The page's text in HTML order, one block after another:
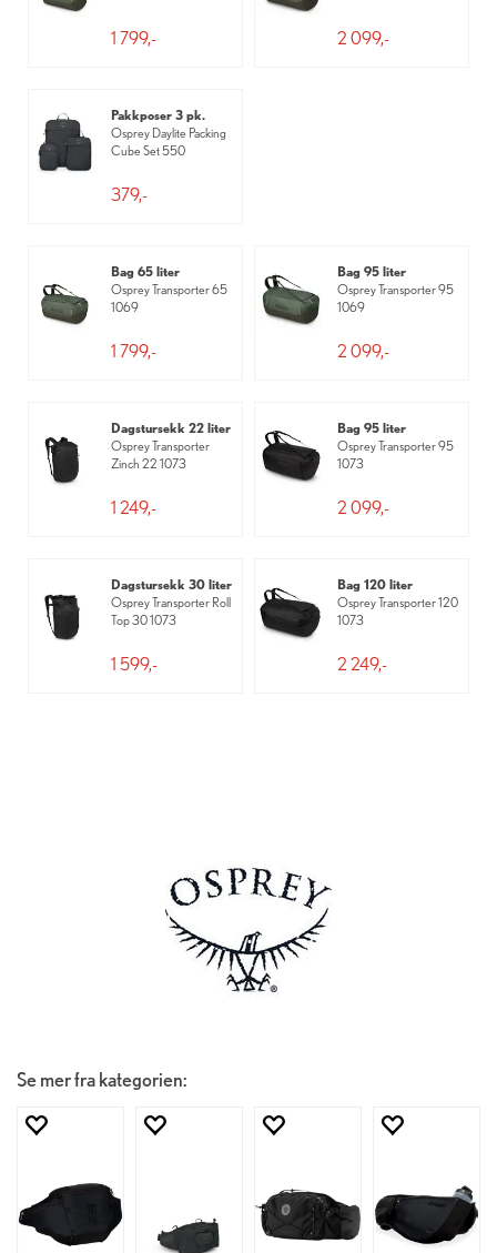
1 799,- 2 099,-
Pakkposer 3 pk.
Osprey Daylite Packing
Cube Set 550
379,-
Bag 65 liter
Osprey Transporter 65
1069
1 799,-
Bag 95 liter
Osprey Transporter 95
1069
2 099,-
Dagstursekk 22 liter
Osprey Transporter
Zinch 22 1073
1 249,-
Bag 95 liter
Osprey Transporter 95
1073
2 099,-
Dagstursekk 30 liter
Osprey Transporter Roll
Top 30 1073
1 599,-
Bag 120 liter
Osprey Transporter 120
1073
2 249,-
Se mer fra kategorien: